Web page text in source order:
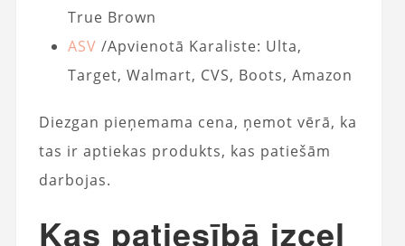
True Brown
ASV /Apvienotā Karaliste: Ulta,
Target, Walmart, CVS, Boots, Amazon
Diezgan pieņemama cena, ņemot vērā, ka
tas ir aptiekas produkts, kas patiešām
darbojas.
Kas patiesībā izceļ